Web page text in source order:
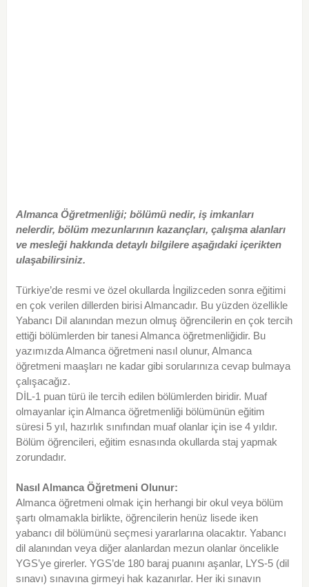
Almanca Öğretmenliği; bölümü nedir, iş imkanları
nelerdir, bölüm mezunlarının kazançları, çalışma alanları
ve mesleği hakkında detaylı bilgilere aşağıdaki içerikten
ulaşabilirsiniz.
Türkiye’de resmi ve özel okullarda İngilizceden sonra eğitimi
en çok verilen dillerden birisi Almancadır. Bu yüzden özellikle
Yabancı Dil alanından mezun olmuş öğrencilerin en çok tercih
ettiği bölümlerden bir tanesi Almanca öğretmenliğidir. Bu
yazımızda Almanca öğretmeni nasıl olunur, Almanca
öğretmeni maaşları ne kadar gibi sorularınıza cevap bulmaya
çalışacağız.
DİL-1 puan türü ile tercih edilen bölümlerden biridir. Muaf
olmayanlar için Almanca öğretmenliği bölümünün eğitim
süresi 5 yıl, hazırlık sınıfından muaf olanlar için ise 4 yıldır.
Bölüm öğrencileri, eğitim esnasında okullarda staj yapmak
zorundadır.
Nasıl Almanca Öğretmeni Olunur:
Almanca öğretmeni olmak için herhangi bir okul veya bölüm
şartı olmamakla birlikte, öğrencilerin henüz lisede iken
yabancı dil bölümünü seçmesi yararlarına olacaktır. Yabancı
dil alanından veya diğer alanlardan mezun olanlar öncelikle
YGS’ye girerler. YGS’de 180 baraj puanını aşanlar, LYS-5 (dil
sınavı) sınavına girmeyi hak kazanırlar. Her iki sınavın